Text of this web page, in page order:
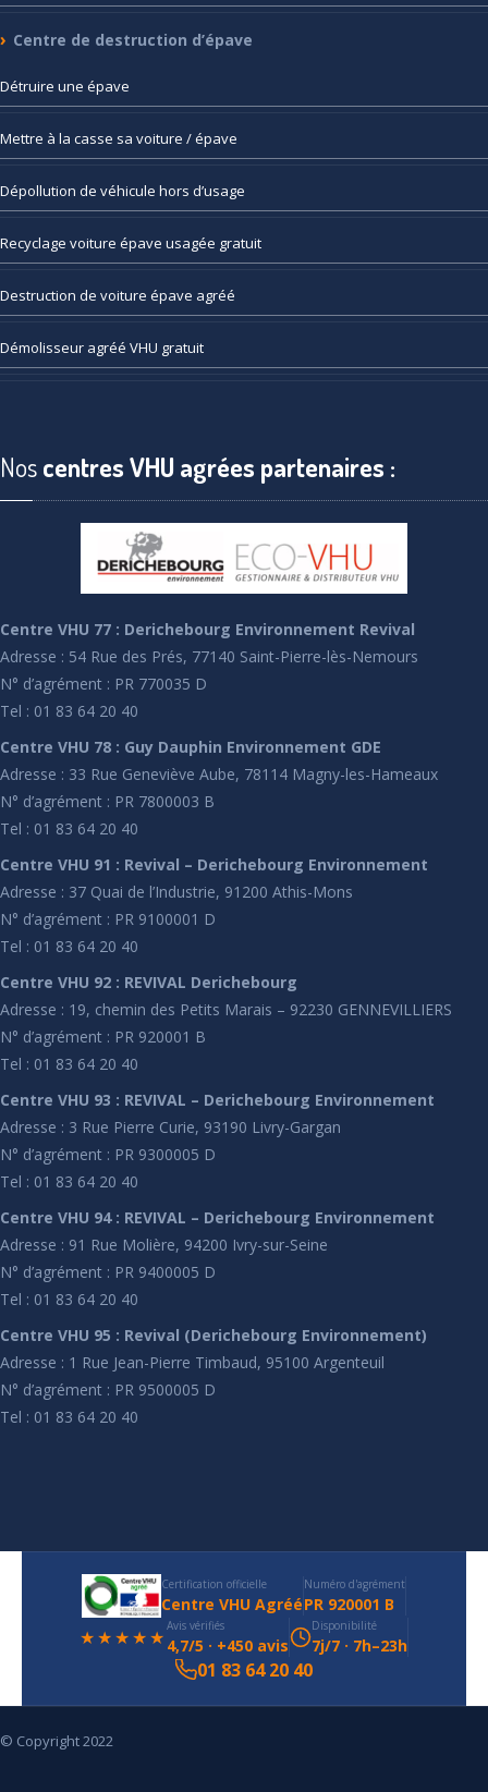
Centre de destruction d’épave
Détruire une épave
Mettre à la casse sa voiture / épave
Dépollution de véhicule hors d’usage
Recyclage voiture épave usagée gratuit
Destruction de voiture épave agréé
Démolisseur agréé VHU gratuit
Noscentres VHU agrées partenaires :
Centre VHU 77 : Derichebourg Environnement Revival
Adresse : 54 Rue des Prés, 77140 Saint-Pierre-lès-Nemours
N° d’agrément : PR 770035 D
Tel : 01 83 64 20 40
Centre VHU 78 : Guy Dauphin Environnement GDE
Adresse : 33 Rue Geneviève Aube, 78114 Magny-les-Hameaux
N° d’agrément : PR 7800003 B
Tel : 01 83 64 20 40
Centre VHU 91 : Revival – Derichebourg Environnement
Adresse : 37 Quai de l’Industrie, 91200 Athis-Mons
N° d’agrément : PR 9100001 D
Tel : 01 83 64 20 40
Centre VHU 92 : REVIVAL Derichebourg
Adresse : 19, chemin des Petits Marais – 92230 GENNEVILLIERS
N° d’agrément : PR 920001 B
Tel : 01 83 64 20 40
Centre VHU 93 : REVIVAL – Derichebourg Environnement
Adresse : 3 Rue Pierre Curie, 93190 Livry-Gargan
N° d’agrément : PR 9300005 D
Tel : 01 83 64 20 40
Centre VHU 94 : REVIVAL – Derichebourg Environnement
Adresse : 91 Rue Molière, 94200 Ivry-sur-Seine
N° d’agrément : PR 9400005 D
Tel : 01 83 64 20 40
Centre VHU 95 : Revival (Derichebourg Environnement)
Adresse : 1 Rue Jean-Pierre Timbaud, 95100 Argenteuil
N° d’agrément : PR 9500005 D
Tel : 01 83 64 20 40
Certification officielle
Centre VHU Agréé
Numéro d'agrément
PR 920001 B
★★★★★ Avis vérifiés
4,7/5 · +450 avis
Disponibilité
7j/7 · 7h–23h
01 83 64 20 40
© Copyright 2022